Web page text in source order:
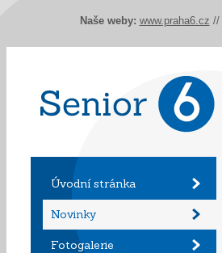
Úvodní stránka
Novinky
Fotogalerie
Naše weby: www.praha6.cz //